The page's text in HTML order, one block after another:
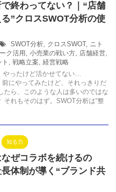
終わってない？｜“店舗
”クロスSWOT分析の使
SWOT分析, クロスSWOT, ニト
ク活用 , 小売業の戦い方, 店舗経営,
, 戦略立案, 経営戦略
やったけど活かせてない…
前にやってみたけど、それっきりだ
たら、このような人は多いのではな
それもそのはず。SWOT分析は“整
知る力
ぜコラボを続けるの
体制が導く“ブランド共